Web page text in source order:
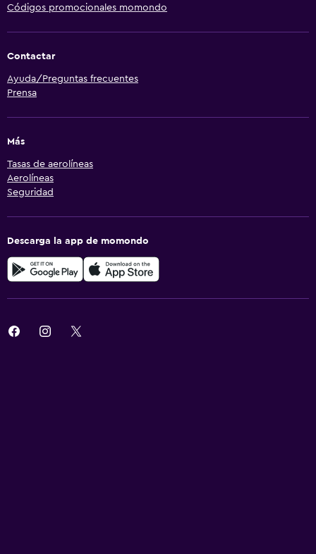
Códigos promocionales momondo
Contactar
Ayuda/Preguntas frecuentes
Prensa
Más
Tasas de aerolíneas
Aerolíneas
Seguridad
Descarga la app de momondo